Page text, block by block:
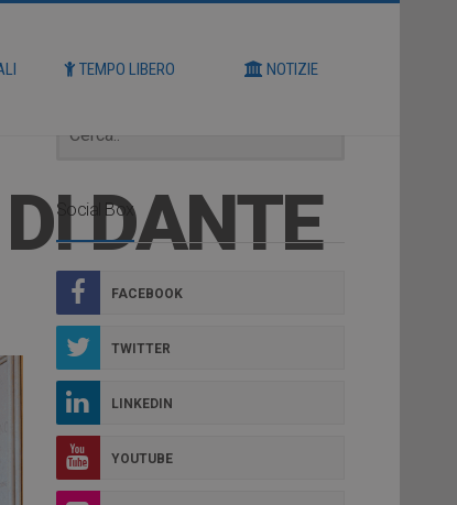
TEMPO LIBERO NOTIZIE
DANTE
Social Box
FACEBOOK
TWITTER
LINKEDIN
YOUTUBE